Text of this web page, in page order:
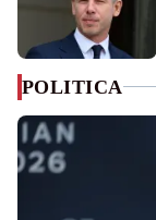
POLITICA